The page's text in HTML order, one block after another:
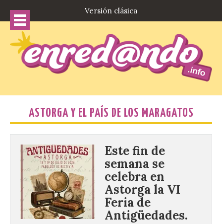
Versión clásica
ASTORGA Y EL PAÍS DE LOS MARAGATOS
Este fin de
semana se
celebra en
Astorga la VI
Feria de
Antigüedades.